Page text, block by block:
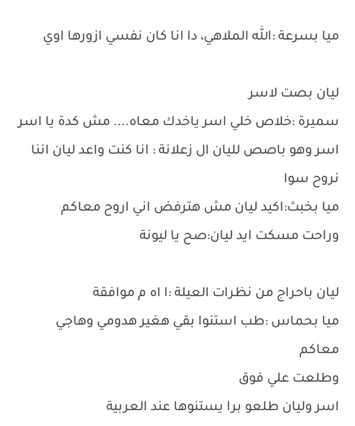
ميا بسرعة :الله الملاهي، دا انا كان نفسي ازورها اوي
ليان بصت لاسر
سميرة :خلاص خلي اسر ياخدك معاه.... مش كدة يا اسر
اسر وهو باصص لليان ال زعلانة : انا كنت واعد ليان اننا
نروح سوا
ميا بخبث:اكيد ليان مش هترفض اني اروح معاكم
وراحت مسكت ايد ليان:صح يا ليونة
ليان باحراج من نظرات العيلة :ا اه م موافقة
ميا بحماس :طب استنوا بقي هغير هدومي وهاجي
معاكم
وطلعت علي فوق
اسر وليان طلعو برا يستنوها عند العربية